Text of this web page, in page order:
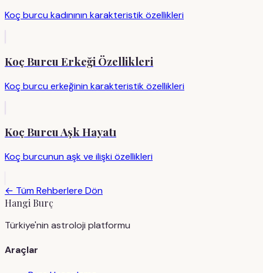
Koç burcu kadınının karakteristik özellikleri
Koç Burcu Erkeği Özellikleri
Koç burcu erkeğinin karakteristik özellikleri
Koç Burcu Aşk Hayatı
Koç burcunun aşk ve ilişki özellikleri
← Tüm Rehberlere Dön
Hangi Burç
Türkiye'nin astroloji platformu
Araçlar